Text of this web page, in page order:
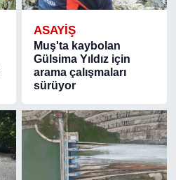
ASAYIŞ
Muş'ta kaybolan
Gülsima Yıldız için
arama çalışmaları
sürüyor